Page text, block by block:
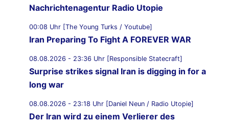
Nachrichtenagentur Radio Utopie
00:08 Uhr [The Young Turks / Youtube]
Iran Preparing To Fight A FOREVER WAR
08.08.2026 - 23:36 Uhr [Responsible Statecraft]
Surprise strikes signal Iran is digging in for a
long war
08.08.2026 - 23:18 Uhr [Daniel Neun / Radio Utopie]
Der Iran wird zu einem Verlierer des